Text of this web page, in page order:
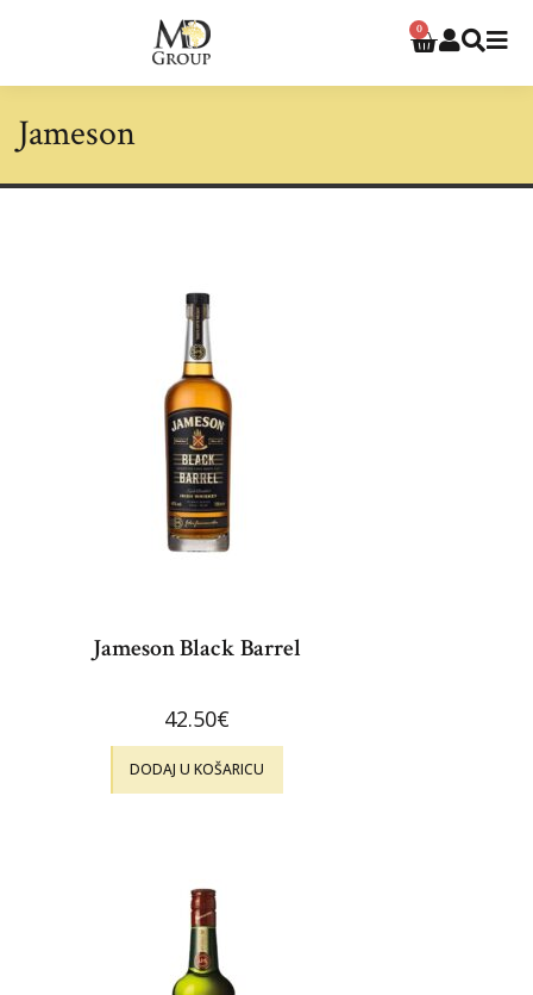
0
Jameson
Jameson Black Barrel
42.50€
DODAJ U KOŠARICU